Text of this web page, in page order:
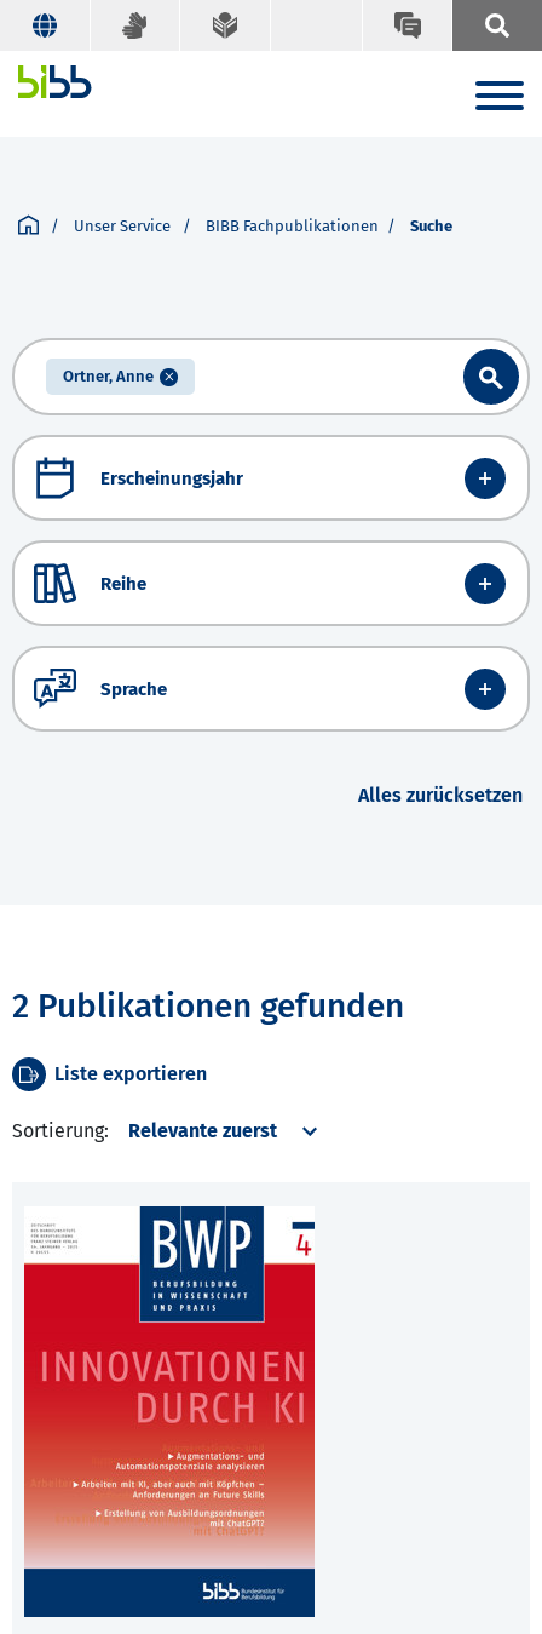
Unser Service BIBB Fachpublikationen Suche
Ortner, Anne
Erscheinungsjahr
Reihe
Sprache
Alles zurücksetzen
2 Publikationen gefunden
Liste exportieren
Sortierung: